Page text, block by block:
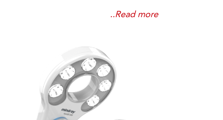
Read more..